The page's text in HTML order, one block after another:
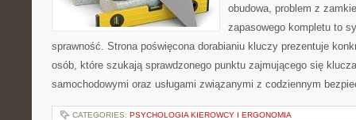
obudowa, problem z
zapasowego kompletu to
sprawność. Strona poświęcona dorabianiu kluczy prezentuje
osób, które szukają sprawdzonego punktu zajmującego się
samochodowymi oraz usługami związanymi z codziennym
CATEGORIES: PSYCHOLOGIA KIEROWCY I ERGONOMIA